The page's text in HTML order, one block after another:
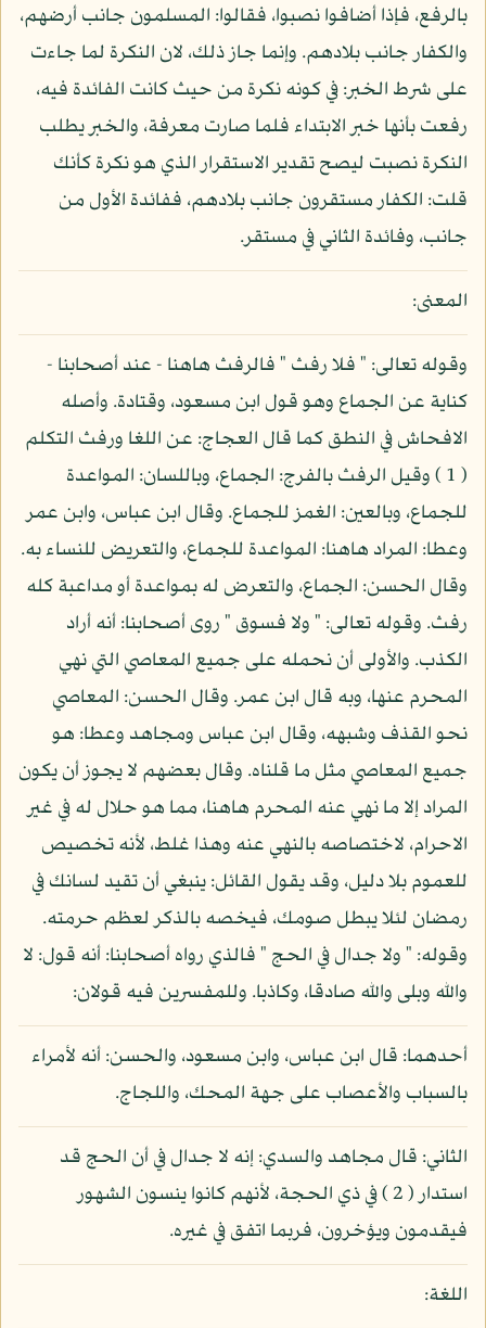
بالرفع، فإذا أضافوا نصبوا، فقالوا: المسلمون جانب أرضهم،
والكفار جانب بلادهم. وإنما جاز ذلك، لان النكرة لما جاءت
على شرط الخبر: في كونه نكرة من حيث كانت الفائدة فيه،
رفعت بأنها خبر الابتداء فلما صارت معرفة، والخبر يطلب
النكرة نصبت ليصح تقدير الاستقرار الذي هو نكرة كأنك
قلت: الكفار مستقرون جانب بلادهم، ففائدة الأول من
جانب، وفائدة الثاني في مستقر.
المعنى:
وقوله تعالى: " فلا رفث " فالرفث هاهنا - عند أصحابنا -
كناية عن الجماع وهو قول ابن مسعود، وقتادة. وأصله
الافحاش في النطق كما قال العجاج: عن اللغا ورفث التكلم
( 1 ) وقيل الرفث بالفرج: الجماع، وباللسان: المواعدة
للجماع، وبالعين: الغمز للجماع. وقال ابن عباس، وابن عمر
وعطا: المراد هاهنا: المواعدة للجماع، والتعريض للنساء به.
وقال الحسن: الجماع، والتعرض له بمواعدة أو مداعبة كله
رفث. وقوله تعالى: " ولا فسوق " روى أصحابنا: أنه أراد
الكذب. والأولى أن نحمله على جميع المعاصي التي نهي
المحرم عنها، وبه قال ابن عمر. وقال الحسن: المعاصي
نحو القذف وشبهه، وقال ابن عباس ومجاهد وعطا: هو
جميع المعاصي مثل ما قلناه. وقال بعضهم لا يجوز أن يكون
المراد إلا ما نهي عنه المحرم هاهنا، مما هو حلال له في غير
الاحرام، لاختصاصه بالنهي عنه وهذا غلط، لأنه تخصيص
للعموم بلا دليل، وقد يقول القائل: ينبغي أن تقيد لسانك في
رمضان لئلا يبطل صومك، فيخصه بالذكر لعظم حرمته.
وقوله: " ولا جدال في الحج " فالذي رواه أصحابنا: أنه قول: لا
والله وبلى والله صادقا، وكاذبا. وللمفسرين فيه قولان:
أحدهما: قال ابن عباس، وابن مسعود، والحسن: أنه لأمراء
بالسباب والأعصاب على جهة المحك، واللجاج.
الثاني: قال مجاهد والسدي: إنه لا جدال في أن الحج قد
استدار ( 2 ) في ذي الحجة، لأنهم كانوا ينسون الشهور
فيقدمون ويؤخرون، فربما اتفق في غيره.
اللغة: